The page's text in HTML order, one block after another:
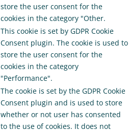
store the user consent for the
cookies in the category "Other.
This cookie is set by GDPR Cookie
Consent plugin. The cookie is used to
store the user consent for the
cookies in the category
"Performance".
The cookie is set by the GDPR Cookie
Consent plugin and is used to store
whether or not user has consented
to the use of cookies. It does not